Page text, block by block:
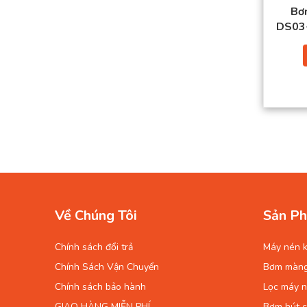
Về Chúng Tôi
Chính sách đổi trả
Chính Sách Vận Chuyển
Chính sách bảo hành
Sản
Máy nén
Bơm
Lọc máy